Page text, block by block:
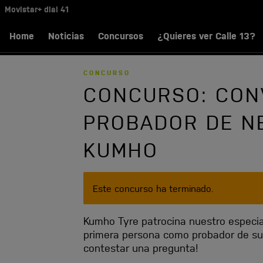
Skip
main
Movistar+ dial 41
Orange dial 17
MENU
Home Noticias Concursos ¿Quieres ver Calle 13?
CONCURSO
CONCURSO:
PROBADOR DE
KUMHO
W
A
R
N
I
Este concurso ha terminado.
Kumho Tyre patrocina nuestro
primera persona como probador de
contestar una pregunta!